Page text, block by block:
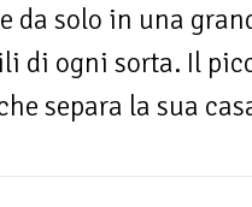
da solo in una
di ogni sorta. Il
separa la sua